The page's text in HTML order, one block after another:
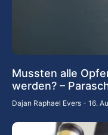
Mussten alle
werden? –
Dajan Raphael Evers 16.